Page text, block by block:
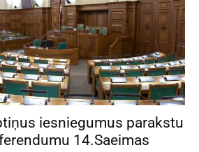
iesniegumus parakstu
14.Saeimas